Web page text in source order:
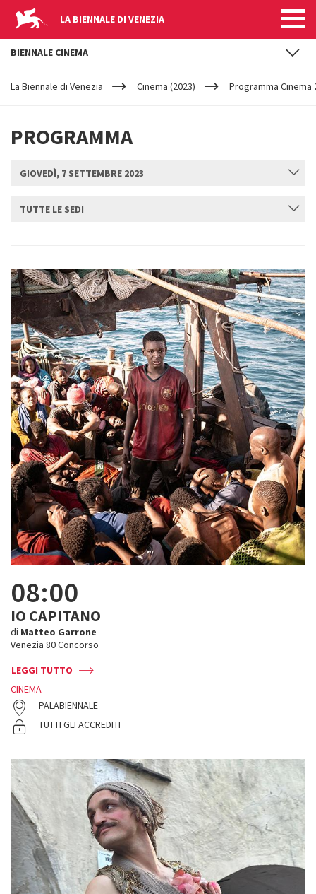
LA BIENNALE DI VENEZIA
YOUR
ARE
La Biennale di Venezia Cinema (2023) Programma
PROGRAMMA
GIOVEDÌ, 7 SETTEMBRE 2023
TUTTE LE SEDI
08:00
IO CAPITANO
di Matteo Garrone
Venezia 80 Concorso
LEGGI TUTTO
CINEMA
PALABIENNALE
TUTTI GLI ACCREDITI
BIENNALE CINEMA